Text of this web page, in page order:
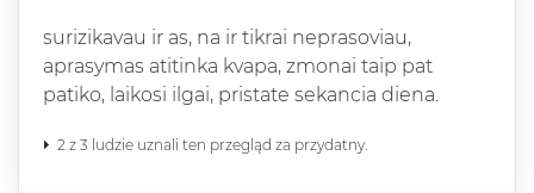
surizikavau ir as, na ir tikrai neprasoviau,
aprasymas atitinka kvapa, zmonai taip pat
patiko, laikosi ilgai, pristate sekancia diena.
2 z 3 ludzie uznali ten przegląd za przydatny.